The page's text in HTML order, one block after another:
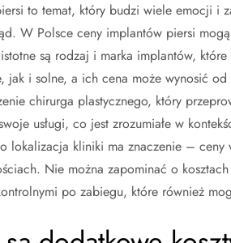
to temat, który budzi wiele emocji i
W Polsce ceny implantów piersi
są rodzaj i marka implantów,
jak i solne, a ich cena może wynosić
chirurga plastycznego, który
usługi, co jest zrozumiałe w
lokalizacja kliniki ma znaczenie – ceny
Nie można zapominać o
po zabiegu, które również